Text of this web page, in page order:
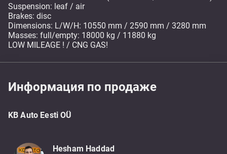
Suspension: leaf / air
Brakes: disc
Dimensions: L/W/H: 10550 mm / 2590 mm / 3280 mm
Masses: full/empty: 18000 kg / 11880 kg
LOW MILEAGE ! / CNG GAS!
Информация по продаже
KB Auto Eesti OÜ
Hesham Haddad